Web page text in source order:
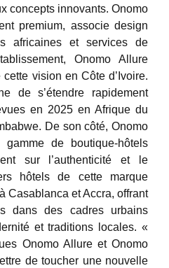
concepts innovants. Onomo
premium, associe design
africaines et services de
Onomo Allure
vision en Côte d’Ivoire.
de s’étendre rapidement
en 2025 en Afrique du
De son côté, Onomo
de boutique-hôtels
sur l’authenticité et le
hôtels de cette marque
Casablanca et Accra, offrant
dans des cadres urbains
et traditions locales. «
Onomo Allure et Onomo
de toucher une nouvelle